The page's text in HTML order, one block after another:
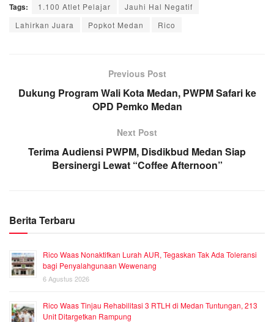
Tags: 1.100 Atlet Pelajar
Jauhi Hal Negatif
Lahirkan Juara
Popkot Medan Rico
Previous Post
Dukung Program Wali Kota Medan, PWPM Safari ke
OPD Pemko Medan
Next Post
Terima Audiensi PWPM, Disdikbud Medan Siap
Bersinergi Lewat “Coffee Afternoon”
Berita Terbaru
Rico Waas Nonaktifkan Lurah AUR, Tegaskan Tak Ada Toleransi
bagi Penyalahgunaan Wewenang
6 Agustus 2026
Rico Waas Tinjau Rehabilitasi 3 RTLH di Medan Tuntungan, 213
Unit Ditargetkan Rampung